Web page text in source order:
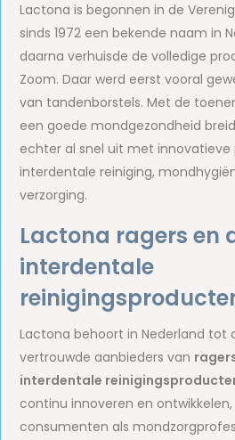
Lactona is begonnen in de
sinds 1972 een bekende naam in
daarna verhuisde de volledige
Zoom. Daar werd eerst vooral
van tandenborstels. Met de
een goede mondgezondheid
echter al snel uit met
interdentale reiniging,
verzorging.
Lactona ragers en
interdentale
Lactona behoort in Nederland tot
vertrouwde aanbieders van
interdentale
continu innoveren en
consumenten als